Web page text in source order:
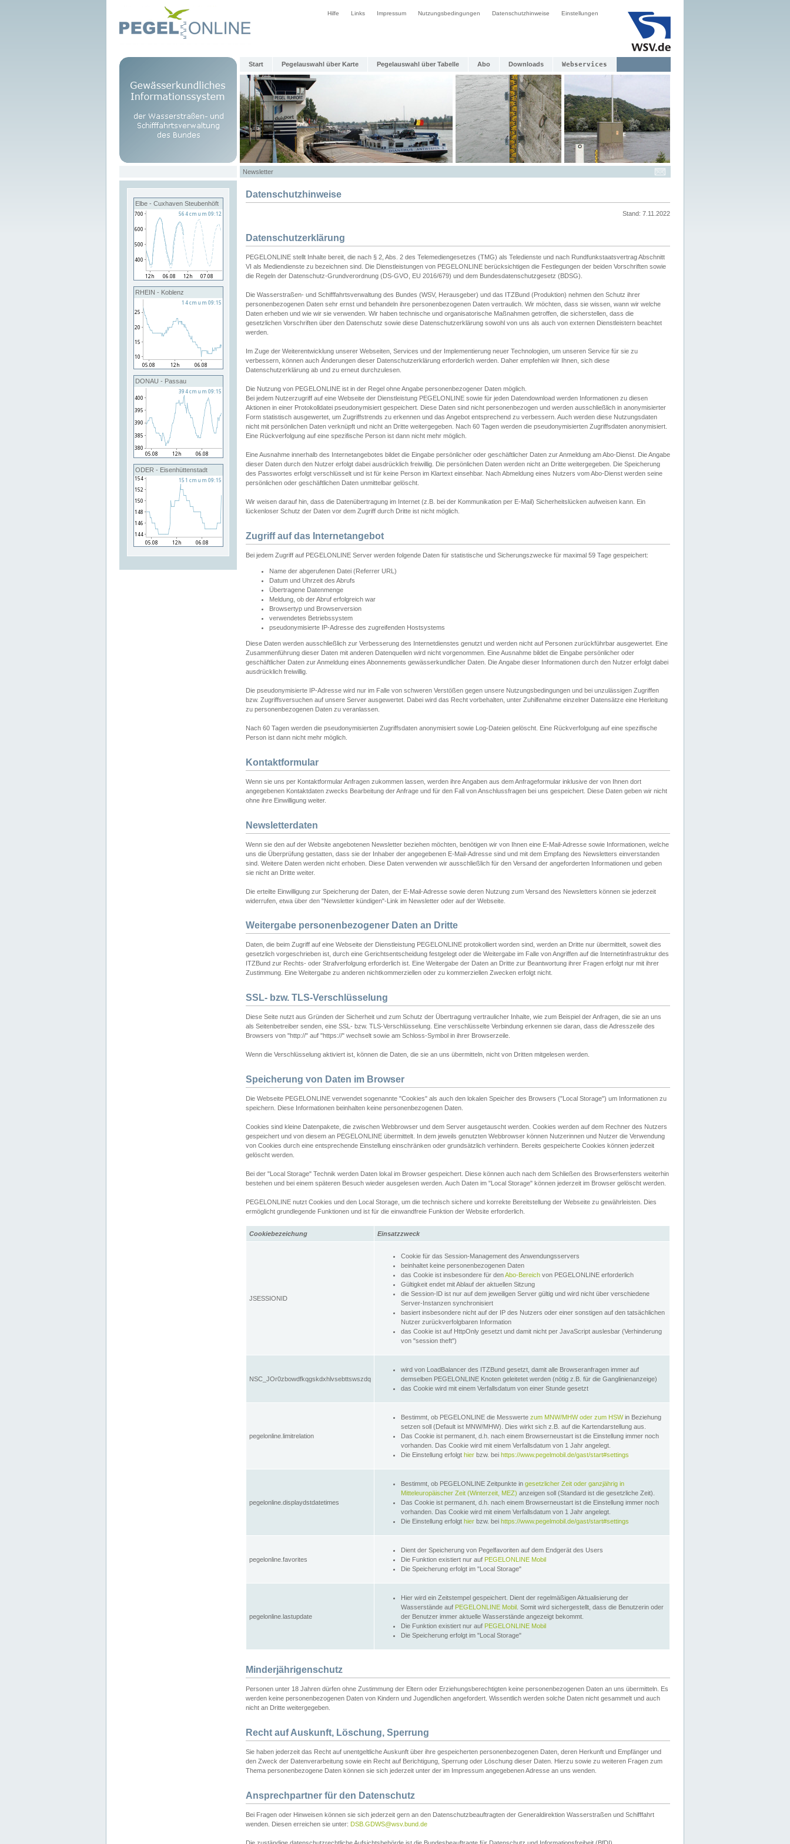
Hilfe Links Impressum Nutzungsbedingungen Datenschutzhinweise Einstellungen
Start Pegelauswahl über Karte Pegelauswahl über Tabelle Abo Downloads Webservices
Newsletter
Elbe - Cuxhaven Steubenhöft
RHEIN - Koblenz
DONAU - Passau
ODER - Eisenhüttenstadt
Datenschutzhinweise
Stand: 7.11.2022
Datenschutzerklärung
PEGELONLINE stellt Inhalte bereit, die nach § 2, Abs. 2 des Telemediengesetzes (TMG) als Teledienste und nach Rundfunkstaatsvertrag Abschnitt
VI als Mediendienste zu bezeichnen sind. Die Dienstleistungen von PEGELONLINE berücksichtigen die Festlegungen der beiden Vorschriften sowie
die Regeln der Datenschutz-Grundverordnung (DS-GVO, EU 2016/679) und dem Bundesdatenschutzgesetz (BDSG).
Die Wasserstraßen- und Schifffahrtsverwaltung des Bundes (WSV, Herausgeber) und das ITZBund (Produktion) nehmen den Schutz ihrer
personenbezogenen Daten sehr ernst und behandeln ihre personenbezogenen Daten vertraulich. Wir möchten, dass sie wissen, wann wir welche
Daten erheben und wie wir sie verwenden. Wir haben technische und organisatorische Maßnahmen getroffen, die sicherstellen, dass die
gesetzlichen Vorschriften über den Datenschutz sowie diese Datenschutzerklärung sowohl von uns als auch von externen Dienstleistern beachtet
werden.
Im Zuge der Weiterentwicklung unserer Webseiten, Services und der Implementierung neuer Technologien, um unseren Service für sie zu
verbessern, können auch Änderungen dieser Datenschutzerklärung erforderlich werden. Daher empfehlen wir Ihnen, sich diese
Datenschutzerklärung ab und zu erneut durchzulesen.
Die Nutzung von PEGELONLINE ist in der Regel ohne Angabe personenbezogener Daten möglich.
Bei jedem Nutzerzugriff auf eine Webseite der Dienstleistung PEGELONLINE sowie für jeden Datendownload werden Informationen zu diesen
Aktionen in einer Protokolldatei pseudonymisiert gespeichert. Diese Daten sind nicht personenbezogen und werden ausschließlich in anonymisierter
Form statistisch ausgewertet, um Zugriffstrends zu erkennen und das Angebot entsprechend zu verbessern. Auch werden diese Nutzungsdaten
nicht mit persönlichen Daten verknüpft und nicht an Dritte weitergegeben. Nach 60 Tagen werden die pseudonymisierten Zugriffsdaten anonymisiert.
Eine Rückverfolgung auf eine spezifische Person ist dann nicht mehr möglich.
Eine Ausnahme innerhalb des Internetangebotes bildet die Eingabe persönlicher oder geschäftlicher Daten zur Anmeldung am Abo-Dienst. Die Angabe
dieser Daten durch den Nutzer erfolgt dabei ausdrücklich freiwillig. Die persönlichen Daten werden nicht an Dritte weitergegeben. Die Speicherung
des Passwortes erfolgt verschlüsselt und ist für keine Person im Klartext einsehbar. Nach Abmeldung eines Nutzers vom Abo-Dienst werden seine
persönlichen oder geschäftlichen Daten unmittelbar gelöscht.
Wir weisen darauf hin, dass die Datenübertragung im Internet (z.B. bei der Kommunikation per E-Mail) Sicherheitslücken aufweisen kann. Ein
lückenloser Schutz der Daten vor dem Zugriff durch Dritte ist nicht möglich.
Zugriff auf das Internetangebot
Bei jedem Zugriff auf PEGELONLINE Server werden folgende Daten für statistische und Sicherungszwecke für maximal 59 Tage gespeichert:
Name der abgerufenen Datei (Referrer URL)
Datum und Uhrzeit des Abrufs
Übertragene Datenmenge
Meldung, ob der Abruf erfolgreich war
Browsertyp und Browserversion
verwendetes Betriebssystem
pseudonymisierte IP-Adresse des zugreifenden Hostsystems
Diese Daten werden ausschließlich zur Verbesserung des Internetdienstes genutzt und werden nicht auf Personen zurückführbar ausgewertet. Eine
Zusammenführung dieser Daten mit anderen Datenquellen wird nicht vorgenommen. Eine Ausnahme bildet die Eingabe persönlicher oder
geschäftlicher Daten zur Anmeldung eines Abonnements gewässerkundlicher Daten. Die Angabe dieser Informationen durch den Nutzer erfolgt dabei
ausdrücklich freiwillig.
Die pseudonymisierte IP-Adresse wird nur im Falle von schweren Verstößen gegen unsere Nutzungsbedingungen und bei unzulässigen Zugriffen
bzw. Zugriffsversuchen auf unsere Server ausgewertet. Dabei wird das Recht vorbehalten, unter Zuhilfenahme einzelner Datensätze eine Herleitung
zu personenbezogenen Daten zu veranlassen.
Nach 60 Tagen werden die pseudonymisierten Zugriffsdaten anonymisiert sowie Log-Dateien gelöscht. Eine Rückverfolgung auf eine spezifische
Person ist dann nicht mehr möglich.
Kontaktformular
Wenn sie uns per Kontaktformular Anfragen zukommen lassen, werden ihre Angaben aus dem Anfrageformular inklusive der von Ihnen dort
angegebenen Kontaktdaten zwecks Bearbeitung der Anfrage und für den Fall von Anschlussfragen bei uns gespeichert. Diese Daten geben wir nicht
ohne ihre Einwilligung weiter.
Newsletterdaten
Wenn sie den auf der Website angebotenen Newsletter beziehen möchten, benötigen wir von Ihnen eine E-Mail-Adresse sowie Informationen, welche
uns die Überprüfung gestatten, dass sie der Inhaber der angegebenen E-Mail-Adresse sind und mit dem Empfang des Newsletters einverstanden
sind. Weitere Daten werden nicht erhoben. Diese Daten verwenden wir ausschließlich für den Versand der angeforderten Informationen und geben
sie nicht an Dritte weiter.
Die erteilte Einwilligung zur Speicherung der Daten, der E-Mail-Adresse sowie deren Nutzung zum Versand des Newsletters können sie jederzeit
widerrufen, etwa über den "Newsletter kündigen"-Link im Newsletter oder auf der Webseite.
Weitergabe personenbezogener Daten an Dritte
Daten, die beim Zugriff auf eine Webseite der Dienstleistung PEGELONLINE protokolliert worden sind, werden an Dritte nur übermittelt, soweit dies
gesetzlich vorgeschrieben ist, durch eine Gerichtsentscheidung festgelegt oder die Weitergabe im Falle von Angriffen auf die Internetinfrastruktur des
ITZBund zur Rechts- oder Strafverfolgung erforderlich ist. Eine Weitergabe der Daten an Dritte zur Beantwortung ihrer Fragen erfolgt nur mit ihrer
Zustimmung. Eine Weitergabe zu anderen nichtkommerziellen oder zu kommerziellen Zwecken erfolgt nicht.
SSL- bzw. TLS-Verschlüsselung
Diese Seite nutzt aus Gründen der Sicherheit und zum Schutz der Übertragung vertraulicher Inhalte, wie zum Beispiel der Anfragen, die sie an uns
als Seitenbetreiber senden, eine SSL- bzw. TLS-Verschlüsselung. Eine verschlüsselte Verbindung erkennen sie daran, dass die Adresszeile des
Browsers von "http://" auf "https://" wechselt sowie am Schloss-Symbol in ihrer Browserzeile.
Wenn die Verschlüsselung aktiviert ist, können die Daten, die sie an uns übermitteln, nicht von Dritten mitgelesen werden.
Speicherung von Daten im Browser
Die Webseite PEGELONLINE verwendet sogenannte "Cookies" als auch den lokalen Speicher des Browsers ("Local Storage") um Informationen zu
speichern. Diese Informationen beinhalten keine personenbezogenen Daten.
Cookies sind kleine Datenpakete, die zwischen Webbrowser und dem Server ausgetauscht werden. Cookies werden auf dem Rechner des Nutzers
gespeichert und von diesem an PEGELONLINE übermittelt. In dem jeweils genutzten Webbrowser können Nutzerinnen und Nutzer die Verwendung
von Cookies durch eine entsprechende Einstellung einschränken oder grundsätzlich verhindern. Bereits gespeicherte Cookies können jederzeit
gelöscht werden.
Bei der "Local Storage" Technik werden Daten lokal im Browser gespeichert. Diese können auch nach dem Schließen des Browserfensters weiterhin
bestehen und bei einem späteren Besuch wieder ausgelesen werden. Auch Daten im "Local Storage" können jederzeit im Browser gelöscht werden.
PEGELONLINE nutzt Cookies und den Local Storage, um die technisch sichere und korrekte Bereitstellung der Webseite zu gewährleisten. Dies
ermöglicht grundlegende Funktionen und ist für die einwandfreie Funktion der Website erforderlich.
Cookiebezeichung Einsatzzweck
JSESSIONID
Cookie für das Session-Management des Anwendungsservers
beinhaltet keine personenbezogenen Daten
das Cookie ist insbesondere für denAbo-Bereich von PEGELONLINE erforderlich
Gültigkeit endet mit Ablauf der aktuellen Sitzung
die Session-ID ist nur auf dem jeweiligen Server gültig und wird nicht über verschiedene
Server-Instanzen synchronisiert
basiert insbesondere nicht auf der IP des Nutzers oder einer sonstigen auf den tatsächlichen
Nutzer zurückverfolgbaren Information
das Cookie ist auf HttpOnly gesetzt und damit nicht per JavaScript auslesbar (Verhinderung
von "session theft")
NSC_JOr0zbowdfkqgskdxhlvsebttswszdq
wird von LoadBalancer des ITZBund gesetzt, damit alle Browseranfragen immer auf
demselben PEGELONLINE Knoten geleitetet werden (nötig z.B. für die Ganglinienanzeige)
das Cookie wird mit einem Verfallsdatum von einer Stunde gesetzt
pegelonline.limitrelation
Bestimmt, ob PEGELONLINE die Messwerte zum MNW/MHW oder zum HSWin Beziehung
setzen soll (Default ist MNW/MHW). Dies wirkt sich z.B. auf die Kartendarstellung aus.
Das Cookie ist permanent, d.h. nach einem Browserneustart ist die Einstellung immer noch
vorhanden. Das Cookie wird mit einem Verfallsdatum von 1 Jahr angelegt.
Die Einstellung erfolgt hier bzw. bei https://www.pegelmobil.de/gast/start#settings
pegelonline.displaydstdatetimes
Bestimmt, ob PEGELONLINE Zeitpunkte in gesetzlicher Zeit oder ganzjährig in
Mitteleuropäischer Zeit (Winterzeit, MEZ) anzeigen soll (Standard ist die gesetzliche Zeit).
Das Cookie ist permanent, d.h. nach einem Browserneustart ist die Einstellung immer noch
vorhanden. Das Cookie wird mit einem Verfallsdatum von 1 Jahr angelegt.
Die Einstellung erfolgt hier bzw. bei https://www.pegelmobil.de/gast/start#settings
pegelonline.favorites
Dient der Speicherung von Pegelfavoriten auf dem Endgerät des Users
Die Funktion existiert nur auf PEGELONLINE Mobil
Die Speicherung erfolgt im "Local Storage"
pegelonline.lastupdate
Hier wird ein Zeitstempel gespeichert. Dient der regelmäßigen Aktualisierung der
Wasserstände auf PEGELONLINE Mobil . Somit wird sichergestellt, dass die Benutzerin oder
der Benutzer immer aktuelle Wasserstände angezeigt bekommt.
Die Funktion existiert nur auf PEGELONLINE Mobil
Die Speicherung erfolgt im "Local Storage"
Minderjährigenschutz
Personen unter 18 Jahren dürfen ohne Zustimmung der Eltern oder Erziehungsberechtigten keine personenbezogenen Daten an uns übermitteln. Es
werden keine personenbezogenen Daten von Kindern und Jugendlichen angefordert. Wissentlich werden solche Daten nicht gesammelt und auch
nicht an Dritte weitergegeben.
Recht auf Auskunft, Löschung, Sperrung
Sie haben jederzeit das Recht auf unentgeltliche Auskunft über ihre gespeicherten personenbezogenen Daten, deren Herkunft und Empfänger und
den Zweck der Datenverarbeitung sowie ein Recht auf Berichtigung, Sperrung oder Löschung dieser Daten. Hierzu sowie zu weiteren Fragen zum
Thema personenbezogene Daten können sie sich jederzeit unter der im Impressum angegebenen Adresse an uns wenden.
Ansprechpartner für den Datenschutz
Bei Fragen oder Hinweisen können sie sich jederzeit gern an den Datenschutzbeauftragten der Generaldirektion Wasserstraßen und Schifffahrt
wenden. Diesen erreichen sie unter: DSB.GDWS@wsv.bund.de